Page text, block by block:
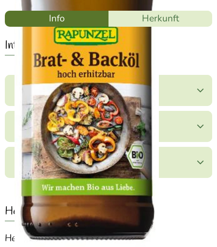
Info Herkunft
Info
Produktinformationen
Zutaten
Produktdatenblatt
Herkunft
Hersteller: Rapunzel